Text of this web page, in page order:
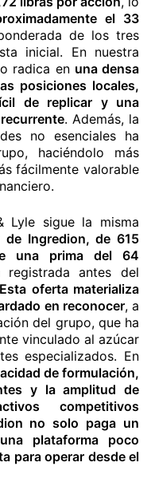
el 33
de los tres
inicial. En nuestra
radica en una densa
posiciones locales,
de replicar y una
. Además, la
no esenciales ha
haciéndolo más
fácilmente valorable
Lyle sigue la misma
de Ingredion, de 615
una prima del 64
antes del
Esta oferta materializa
en reconocer, a
del grupo, que ha
vinculado al azúcar
especializados. En
de formulación,
y la amplitud de
competitivos
no solo paga un
plataforma poco
para operar desde el